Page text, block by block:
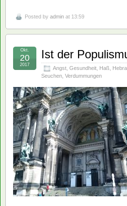
Posted by admin at 13:59
Ist der
Angst, Gesundheit, Haß,
Seuchen, Verdummungen
Okt.
20
2017